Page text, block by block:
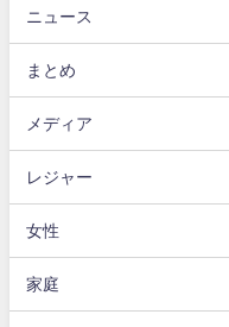
ニュース
まとめ
メディア
レジャー
女性
家庭